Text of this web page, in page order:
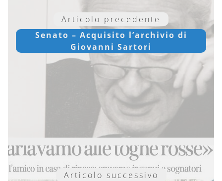
Articolo precedente
Senato – Acquisito l’archivio di
Giovanni Sartori
Articolo successivo